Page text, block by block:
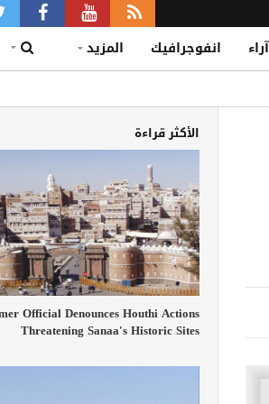
آراء انفوجرافيك المزيد
الأكثر قراءة
Official Denounces Houthi Actions
Threatening Sanaa's Historic Sites